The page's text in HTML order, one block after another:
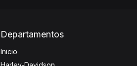
Departamentos
Inicio